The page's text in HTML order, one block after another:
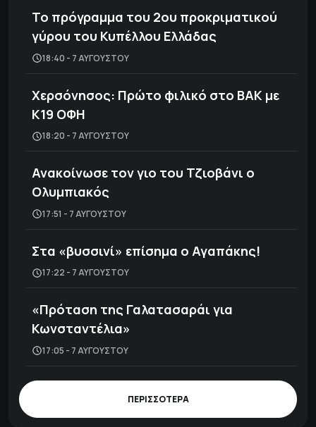
Το πρόγραμμα του 2ου προκριματικού
γύρου του Κυπέλλου Ελλάδας
18:40 - 7 ΑΥΓΟΎΣΤΟΥ
Χερσόνησος: Πρώτο φιλικό στο ΒΑΚ με
Κ19 ΟΦΗ
18:20 - 7 ΑΥΓΟΎΣΤΟΥ
Ανακοίνωσε τον γιο του Τζιοβάνι ο
Ολυμπιακός
17:51 - 7 ΑΥΓΟΎΣΤΟΥ
Στα «βυσσινί» επίσημα ο Αγαπάκης!
17:22 - 7 ΑΥΓΟΎΣΤΟΥ
«Πρόταση της Γαλατασαράι για
Κωνσταντέλια»
17:05 - 7 ΑΥΓΟΎΣΤΟΥ
ΠΕΡΙΣΣΟΤΕΡΑ